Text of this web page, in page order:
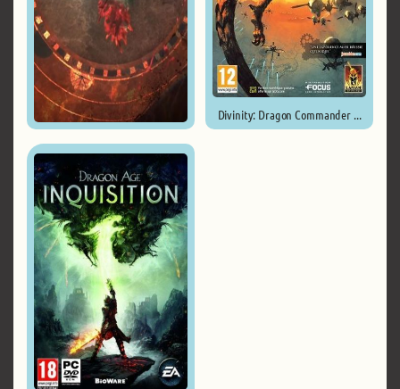
Divinity: Dragon Commander ...